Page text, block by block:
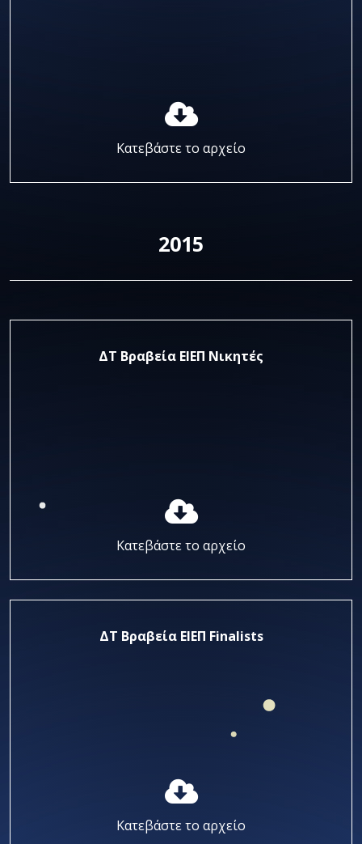
Κατεβάστε το αρχείο
2015
ΔΤ Βραβεία ΕΙΕΠ Νικητές
Κατεβάστε το αρχείο
ΔΤ Βραβεία ΕΙΕΠ Finalists
Κατεβάστε το αρχείο